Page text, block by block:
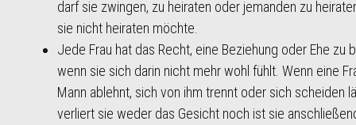
darf sie zwingen, zu heiraten oder jemanden zu
sie nicht heiraten möchte.
Jede Frau hat das Recht, eine Beziehung oder Ehe zu
wenn sie sich darin nicht mehr wohl fühlt. Wenn eine
Mann ablehnt, sich von ihm trennt oder sich scheiden
verliert sie weder das Gesicht noch ist sie